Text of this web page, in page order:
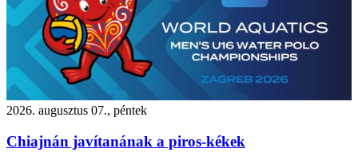
2026. augusztus 07., péntek
Chiajnán javítanának a piros-kékek